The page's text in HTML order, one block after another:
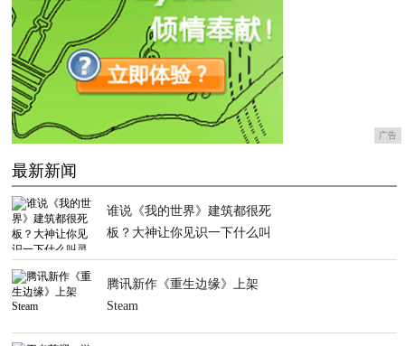
广告
最新新闻
谁说《我的世界》建筑都很死
板？大神让你见识一下什么叫
腾讯新作《重生边缘》上架
Steam